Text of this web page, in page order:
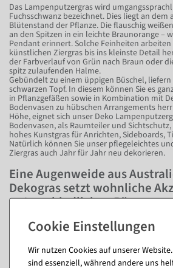
Das Lampenputzergras wird
Fuchsschwanz bezeichnet. Dies liegt an
Blütenstand der Pflanze. Die flauschig
an den Spitzen in ein leichte Braunorange –
Pendant erinnert. Solche Feinheiten
künstlichen Ziergras bis ins kleinste Detail
der Farbverlauf von Grün nach Braun oder
spitz zulaufenden Halme.
Gebündelt zu einem üppigen Büschel,
schwarzen Topf. In diesem können Sie es
in Pflanzgefäßen sowie in Kombination mit
Bodenvasen zu hübschen Arrangements
Höhe, eignet sich unser Deko
Bodenvasen, als Raumteiler und
hohes Kunstgras für Anrichten, Sideboards,
Natürlich können Sie unser pflegeleichtes
Ziergras auch Jahr für Jahr neu dekorieren.
Eine Augenweide aus
Dekogras setzt wohnliche
unterschiedlichen Räumen
Ursprünglich in Australien und Asien
unserem Deko Lampenputzergras ein Stück
vier Wände. Zur Familie der Süßgräser
hierzulande auch als Federborstengras oder
bekannt. Einfach gelegentlich abstauben
Wir nutzen Cookies auf unserer
sind essenziell, während andere uns